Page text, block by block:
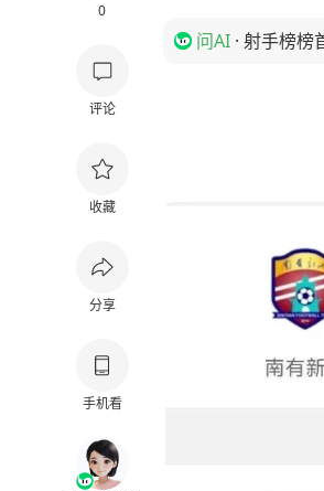
0
评论
收藏
分享
手机看
问AI · 射手榜榜